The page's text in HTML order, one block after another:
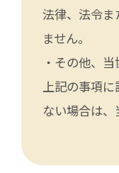
法律、法令ま
ません。
・その他、
上記の事項
ない場合は、